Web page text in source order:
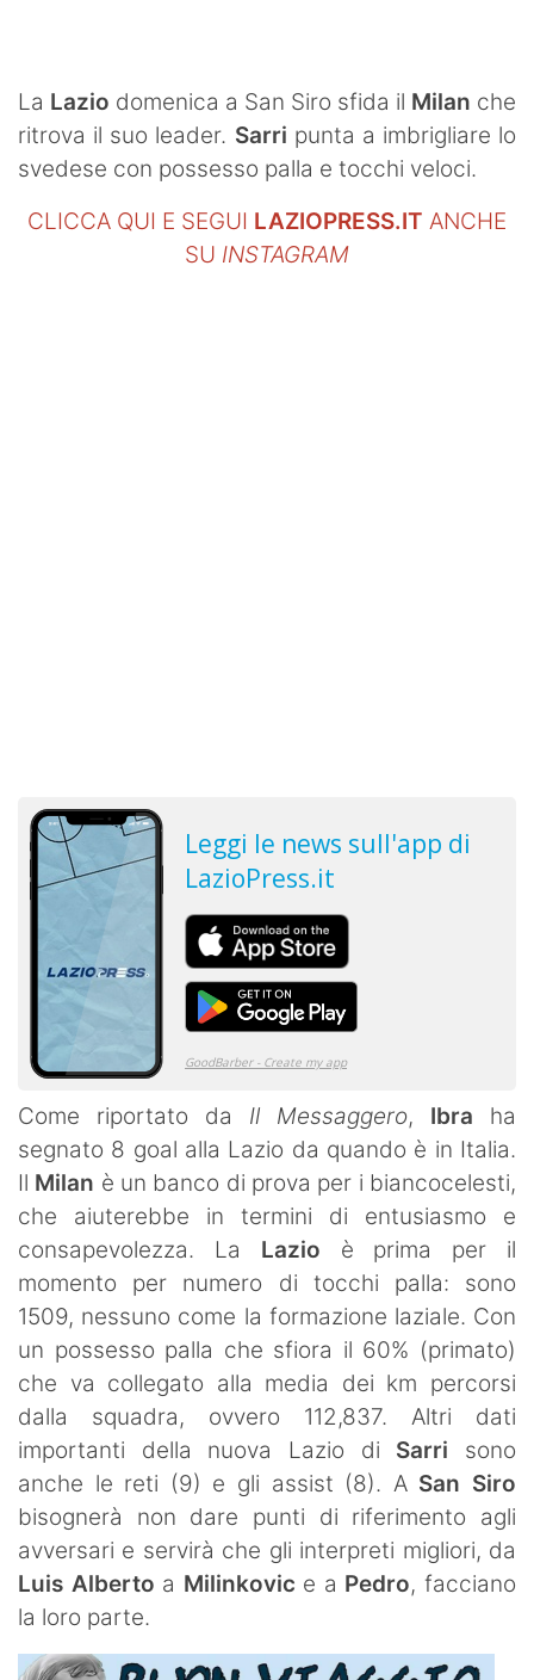
SHOP LAZIO
Contatti
La Lazio domenica a San Siro sfida il Milan che
ritrova il suo leader. Sarri punta a imbrigliare lo
svedese con possesso palla e tocchi veloci.
CLICCA QUI E SEGUI LAZIOPRESS.IT ANCHE
SU INSTAGRAM
Come riportato da Il Messaggero, Ibra ha
segnato 8 goal alla Lazio da quando è in Italia.
Il Milan è un banco di prova per i biancocelesti,
che aiuterebbe in termini di entusiasmo e
consapevolezza. La Lazio è prima per il
momento per numero di tocchi palla: sono
1509, nessuno come la formazione laziale. Con
un possesso palla che sfiora il 60% (primato)
che va collegato alla media dei km percorsi
dalla squadra, ovvero 112,837. Altri dati
importanti della nuova Lazio di Sarri sono
anche le reti (9) e gli assist (8). A San Siro
bisognerà non dare punti di riferimento agli
avversari e servirà che gli interpreti migliori, da
Luis Alberto a Milinkovic e a Pedro, facciano
la loro parte.